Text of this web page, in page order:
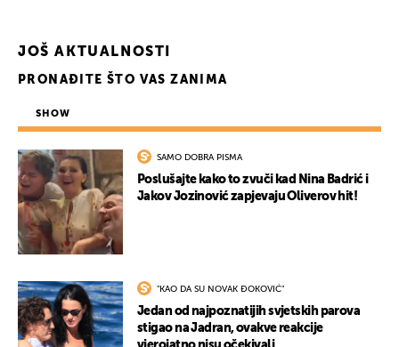
JOŠ AKTUALNOSTI
PRONAĐITE ŠTO VAS ZANIMA
SHOW
SAMO DOBRA PISMA
Poslušajte kako to zvuči kad Nina Badrić i
Jakov Jozinović zapjevaju Oliverov hit!
"KAO DA SU NOVAK ĐOKOVIĆ"
Jedan od najpoznatijih svjetskih parova
stigao na Jadran, ovakve reakcije